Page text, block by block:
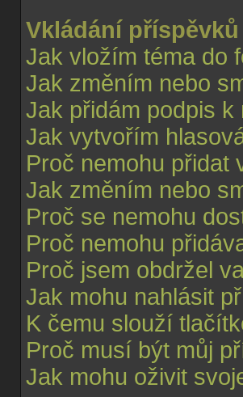
Vkládání příspěvků
Jak vložím téma do
Jak změním nebo
Jak přidám podpis
Jak vytvořím
Proč nemohu přidat
Jak změním nebo
Proč se nemohu
Proč nemohu
Proč jsem obdržel
Jak mohu nahlásit
K čemu slouží
Proč musí být můj
Jak mohu oživit